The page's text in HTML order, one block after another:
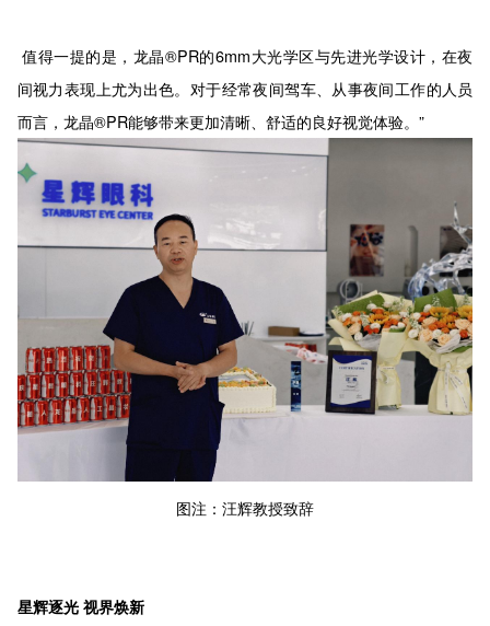
值得一提的是，龙晶®PR的6mm大光学区与先进光学设计，在夜
间视力表现上尤为出色。对于经常夜间驾车、从事夜间工作的人员
而言，龙晶®PR能够带来更加清晰、舒适的良好视觉体验。”
图注：汪辉教授致辞
星辉逐光 视界焕新